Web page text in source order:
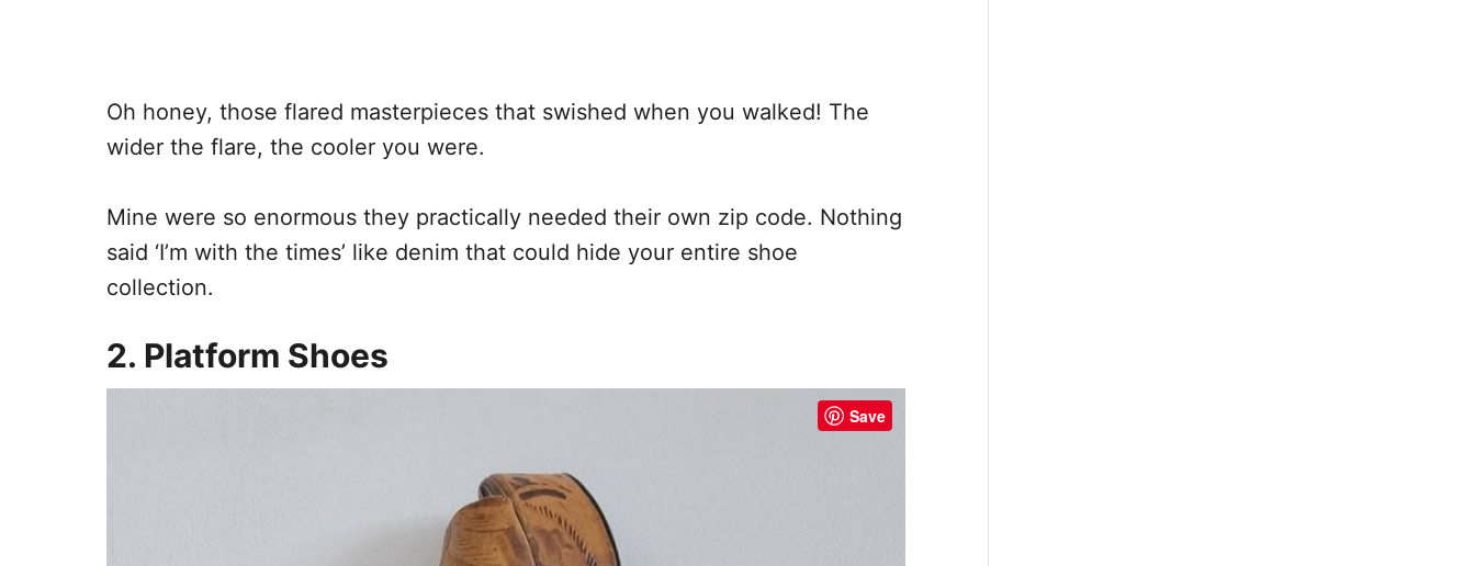
Oh honey, those flared masterpieces that swished when you walked! The
wider the flare, the cooler you were.
Mine were so enormous they practically needed their own zip code. Nothing
said ‘I’m with the times’ like denim that could hide your entire shoe
collection.
2. Platform Shoes
Save